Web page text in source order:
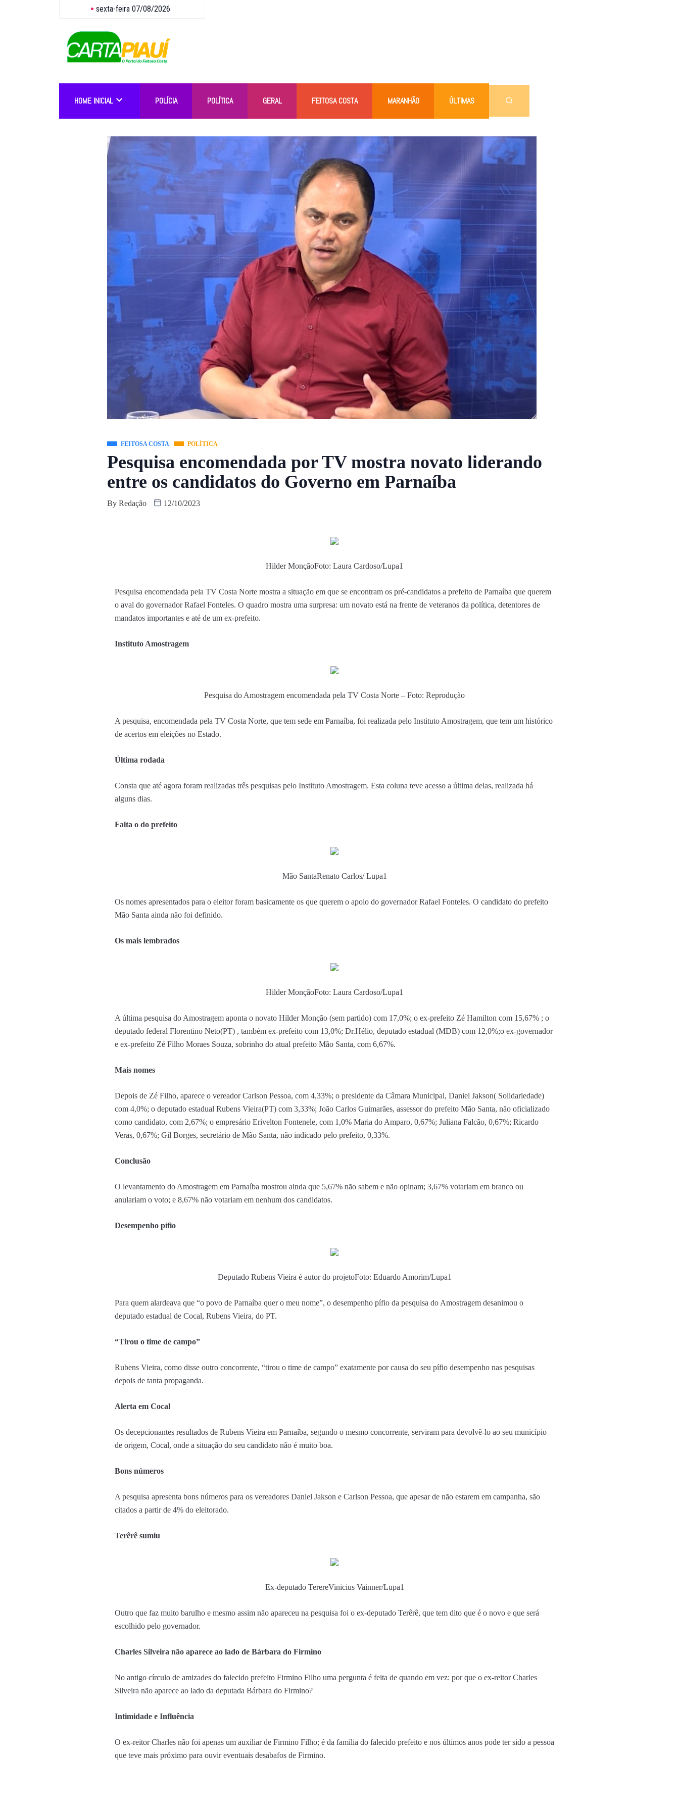
sexta-feira 07/08/2026
HOME INICIAL POLÍCIA POLÍTICA GERAL FEITOSA COSTA MARANHÃO ÚLTIMAS
FEITOSA COSTA POLÍTICA
Pesquisa encomendada por TV mostra novato liderando
entre os candidatos do Governo em Parnaíba
By Redação 12/10/2023
Hilder MonçãoFoto: Laura Cardoso/Lupa1
Pesquisa encomendada pela TV Costa Norte mostra a situação em que se encontram os pré-candidatos a prefeito de Parnaíba que querem
o aval do governador Rafael Fonteles. O quadro mostra uma surpresa: um novato está na frente de veteranos da política, detentores de
mandatos importantes e até de um ex-prefeito.
Instituto Amostragem
Pesquisa do Amostragem encomendada pela TV Costa Norte – Foto: Reprodução
A pesquisa, encomendada pela TV Costa Norte, que tem sede em Parnaíba, foi realizada pelo Instituto Amostragem, que tem um histórico
de acertos em eleições no Estado.
Última rodada
Consta que até agora foram realizadas três pesquisas pelo Instituto Amostragem. Esta coluna teve acesso a última delas, realizada há
alguns dias.
Falta o do prefeito
Mão SantaRenato Carlos/ Lupa1
Os nomes apresentados para o eleitor foram basicamente os que querem o apoio do governador Rafael Fonteles. O candidato do prefeito
Mão Santa ainda não foi definido.
Os mais lembrados
Hilder MonçãoFoto: Laura Cardoso/Lupa1
A última pesquisa do Amostragem aponta o novato Hilder Monção (sem partido) com 17,0%; o ex-prefeito Zé Hamilton com 15,67% ; o
deputado federal Florentino Neto(PT) , também ex-prefeito com 13,0%; Dr.Hélio, deputado estadual (MDB) com 12,0%;o ex-governador
e ex-prefeito Zé Filho Moraes Souza, sobrinho do atual prefeito Mão Santa, com 6,67%.
Mais nomes
Depois de Zé Filho, aparece o vereador Carlson Pessoa, com 4,33%; o presidente da Câmara Municipal, Daniel Jakson( Solidariedade)
com 4,0%; o deputado estadual Rubens Vieira(PT) com 3,33%; João Carlos Guimarães, assessor do prefeito Mão Santa, não oficializado
como candidato, com 2,67%; o empresário Erivelton Fontenele, com 1,0% Maria do Amparo, 0,67%; Juliana Falcão, 0,67%; Ricardo
Veras, 0,67%; Gil Borges, secretário de Mão Santa, não indicado pelo prefeito, 0,33%.
Conclusão
O levantamento do Amostragem em Parnaíba mostrou ainda que 5,67% não sabem e não opinam; 3,67% votariam em branco ou
anulariam o voto; e 8,67% não votariam em nenhum dos candidatos.
Desempenho pífio
Deputado Rubens Vieira é autor do projetoFoto: Eduardo Amorim/Lupa1
Para quem alardeava que “o povo de Parnaíba quer o meu nome”, o desempenho pífio da pesquisa do Amostragem desanimou o
deputado estadual de Cocal, Rubens Vieira, do PT.
“Tirou o time de campo”
Rubens Vieira, como disse outro concorrente, “tirou o time de campo” exatamente por causa do seu pífio desempenho nas pesquisas
depois de tanta propaganda.
Alerta em Cocal
Os decepcionantes resultados de Rubens Vieira em Parnaíba, segundo o mesmo concorrente, serviram para devolvê-lo ao seu município
de origem, Cocal, onde a situação do seu candidato não é muito boa.
Bons números
A pesquisa apresenta bons números para os vereadores Daniel Jakson e Carlson Pessoa, que apesar de não estarem em campanha, são
citados a partir de 4% do eleitorado.
Terêrê sumiu
Ex-deputado TerereVinicius Vainner/Lupa1
Outro que faz muito barulho e mesmo assim não apareceu na pesquisa foi o ex-deputado Terêrê, que tem dito que é o novo e que será
escolhido pelo governador.
Charles Silveira não aparece ao lado de Bárbara do Firmino
No antigo círculo de amizades do falecido prefeito Firmino Filho uma pergunta é feita de quando em vez: por que o ex-reitor Charles
Silveira não aparece ao lado da deputada Bárbara do Firmino?
Intimidade e Influência
O ex-reitor Charles não foi apenas um auxiliar de Firmino Filho; é da família do falecido prefeito e nos últimos anos pode ter sido a pessoa
que teve mais próximo para ouvir eventuais desabafos de Firmino.